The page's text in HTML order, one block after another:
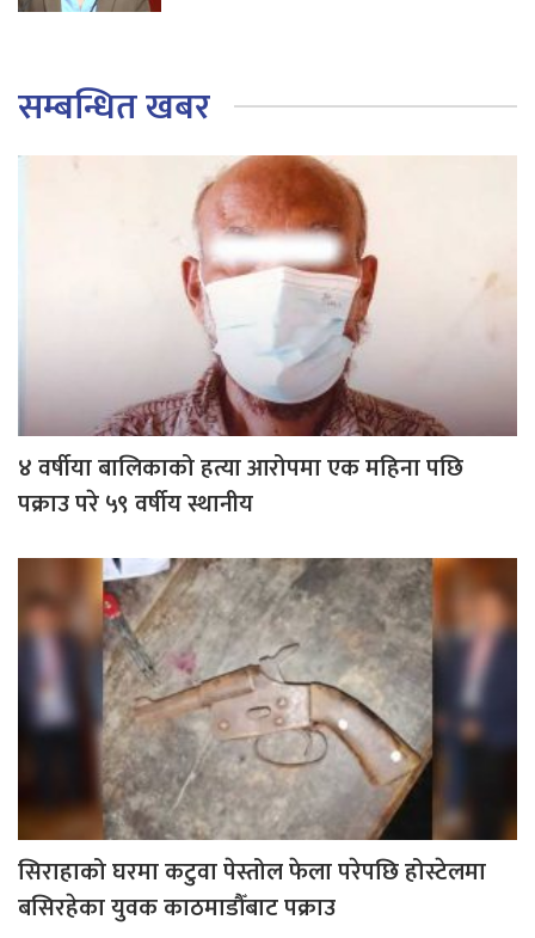
सम्बन्धित खबर
४ वर्षीया बालिकाको हत्या आरोपमा एक महिना पछि
पक्राउ परे ५९ वर्षीय स्थानीय
सिराहाको घरमा कटुवा पेस्तोल फेला परेपछि होस्टेलमा
बसिरहेका युवक काठमाडौँबाट पक्राउ